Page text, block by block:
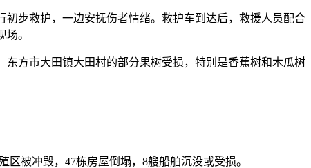
步救护，一边安抚伤者情绪。救护车到达后，救援人员配合
。
方市大田镇大田村的部分果树受损，特别是香蕉树和木瓜树
被冲毁，47栋房屋倒塌，8艘船舶沉没或受损。